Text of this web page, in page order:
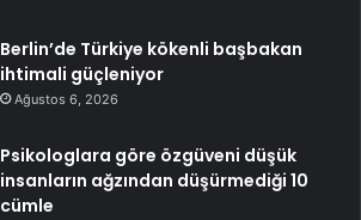
Berlin’de Türkiye kökenli başbakan
ihtimali güçleniyor
Ağustos 6, 2026
Psikologlara göre özgüveni düşük
insanların ağzından düşürmediği 10
cümle